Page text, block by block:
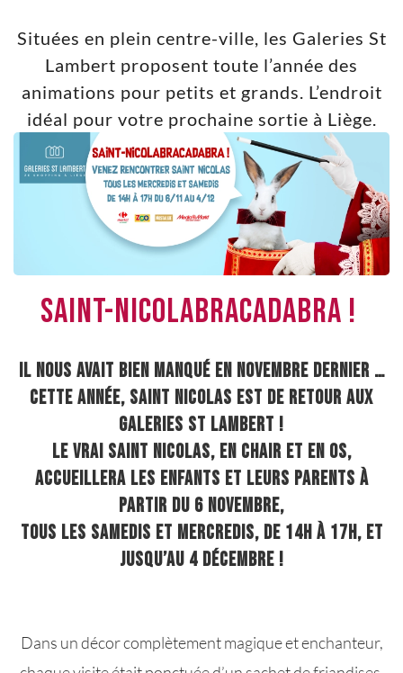
Situées en plein centre-ville, les Galeries St
Lambert proposent toute l’année des
animations pour petits et grands. L’endroit
idéal pour votre prochaine sortie à Liège.
Saint-Nicolabracadabra !
Il nous avait bien manqué en novembre dernier …
Cette année, Saint Nicolas est de retour aux
Galeries St Lambert !
Le vrai Saint Nicolas, en chair et en os,
accueillera les enfants et leurs parents à
partir du 6 novembre,
tous les samedis et mercredis, de 14h à 17h, et
jusqu’au 4 décembre !
Dans un décor complètement magique et enchanteur,